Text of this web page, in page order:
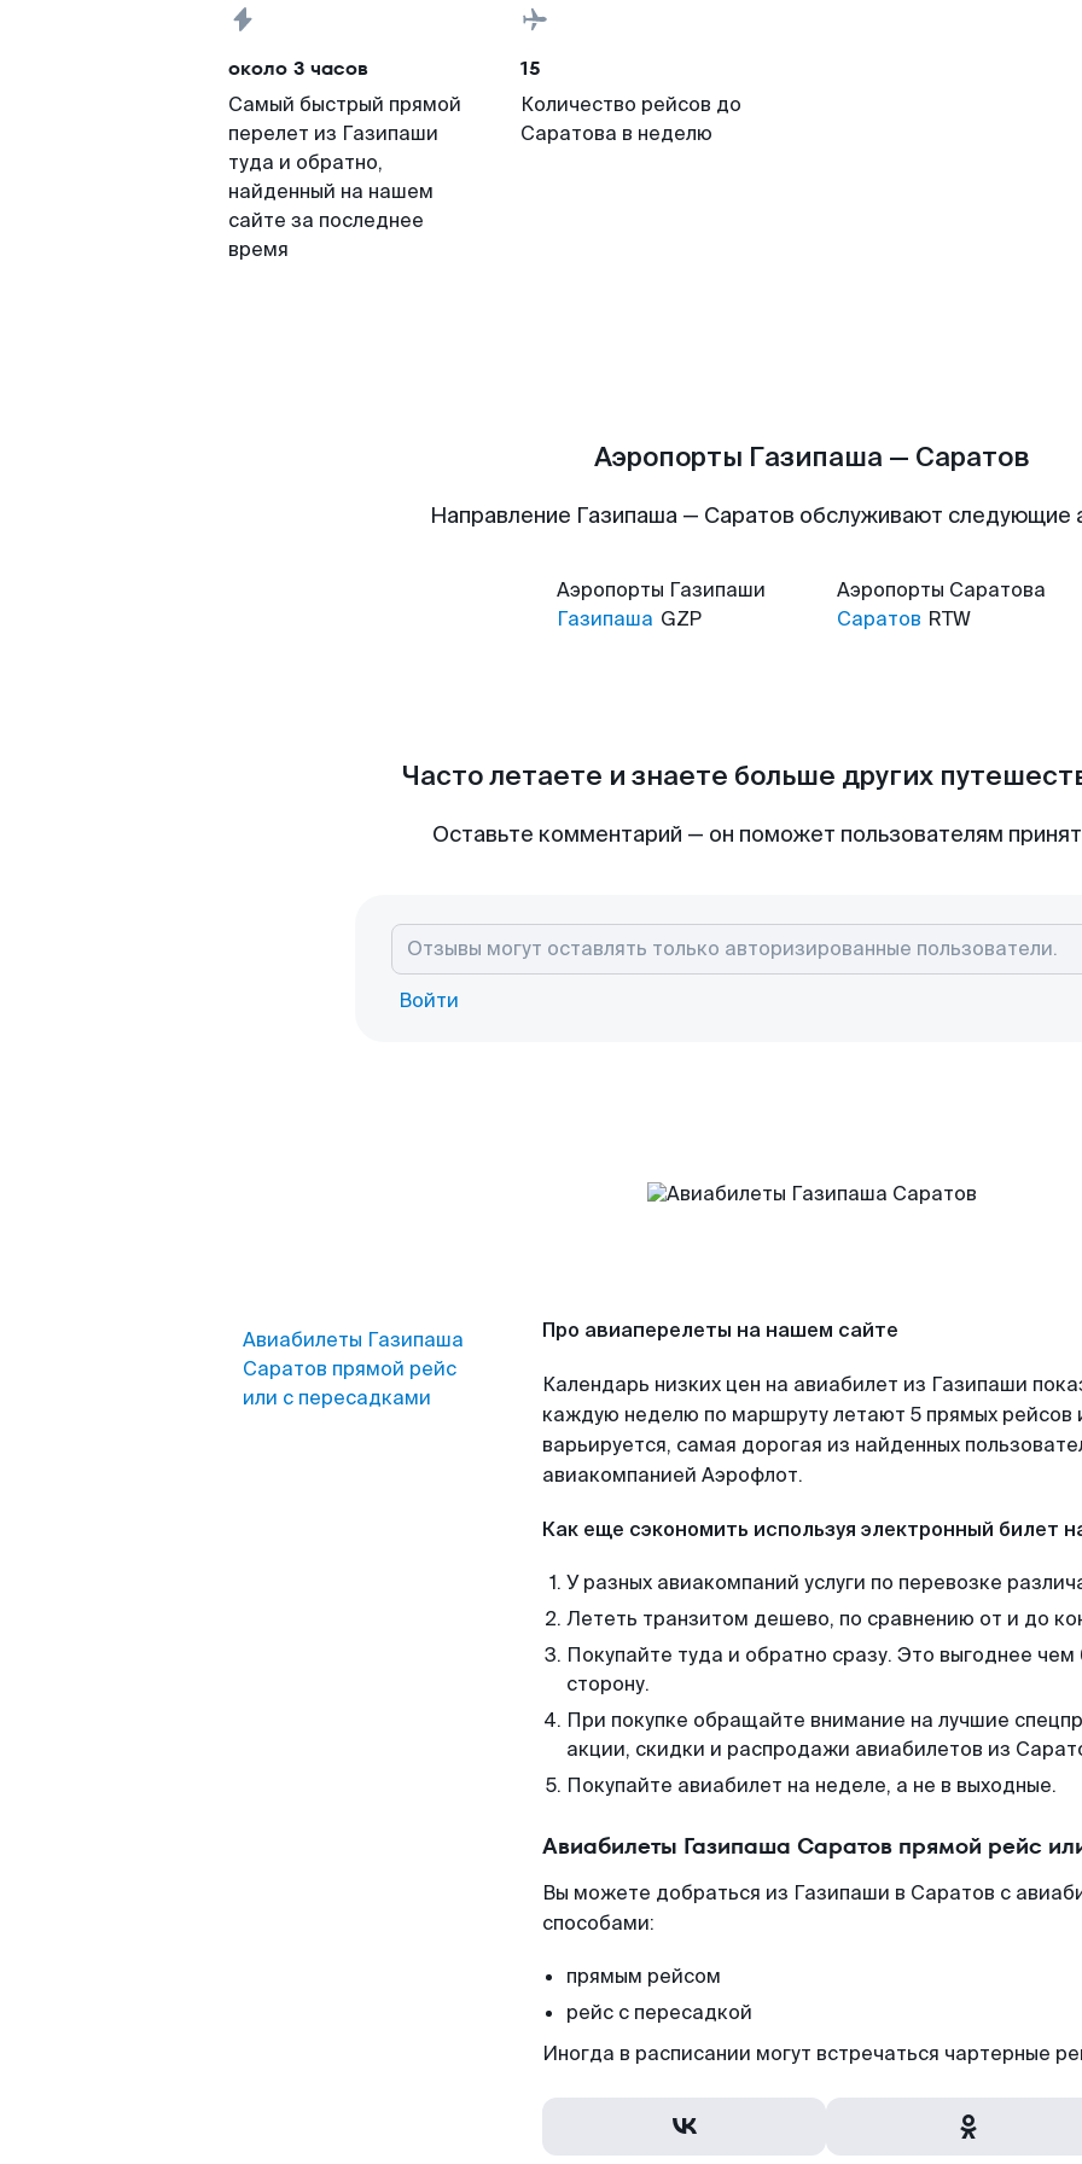
около 3 часов
Самый быстрый прямой
перелет из Газипаши
туда и обратно,
найденный на нашем
сайте за последнее
время
15
Количество рейсов до
Саратова в неделю
Аэропорты Газипаша — Саратов
Направление Газипаша — Саратов обслуживают следующие
Аэропорты Газипаши
Газипаша GZP
Аэропорты Саратова
Саратов RTW
Часто летаете и знаете больше других
Оставьте комментарий — он поможет пользователям
Войти
Авиабилеты Газипаша
Саратов прямой рейс
или с пересадками
Про авиаперелеты на нашем сайте
Календарь низких цен на авиабилет из Газипаши
каждую неделю по маршруту летают 5 прямых рейсов
варьируется, самая дорогая из найденных
авиакомпанией Аэрофлот.
Как еще сэкономить используя электронный билет
У разных авиакомпаний услуги по перевозке
Лететь транзитом дешево, по сравнению от и до
Покупайте туда и обратно сразу. Это выгоднее
сторону.
При покупке обращайте внимание на лучшие
акции, скидки и распродажи авиабилетов из
Покупайте авиабилет на неделе, а не в выходные.
Авиабилеты Газипаша Саратов прямой рейс
Вы можете добраться из Газипаши в Саратов с
способами:
прямым рейсом
рейс с пересадкой
Иногда в расписании могут встречаться чартерные